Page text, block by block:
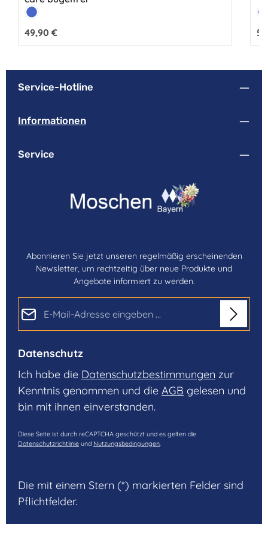
Farbe:
Blau
Regulärer Preis:
49,90 €
Service-Hotline
Informationen
Service
Abonnieren Sie jetzt unseren regelmäßig erscheinenden
Newsletter, um rechtzeitig über neue Produkte und
Angebote informiert zu werden.
Datenschutz
Ich habe die Datenschutzbestimmungen zur
Kenntnis genommen und die AGB gelesen und
bin mit ihnen einverstanden.
Diese Seite ist durch reCAPTCHA geschützt und es gelten die
Datenschutzrichtlinie und Nutzungsbedingungen.
Die mit einem Stern (*) markierten Felder sind
Pflichtfelder.